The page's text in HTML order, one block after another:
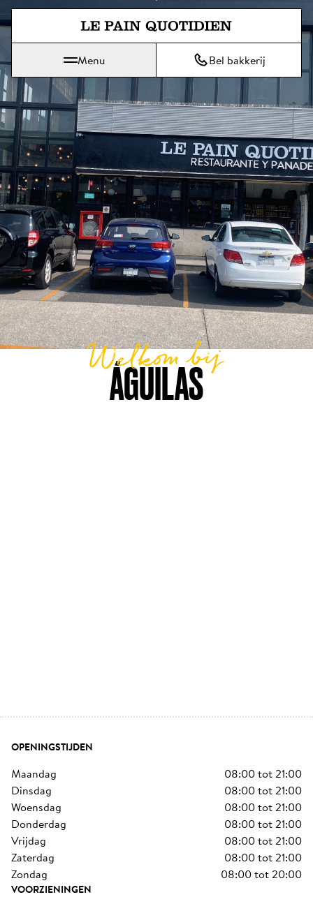
Spring direct naar de
Le Pain Quotidien betekent Het Dagelijks Brood
Menu Bel bakkerij
ÁGUILAS
Welkom bij
OPENINGSTIJDEN
maandag 08:00tot21:00
dinsdag
08:00tot21:00
woensdag
08:00tot21:00
donderdag
08:00tot21:00
vrijdag
08:00tot21:00
zaterdag
08:00tot21:00
zondag
08:00tot20:00
VOORZIENINGEN